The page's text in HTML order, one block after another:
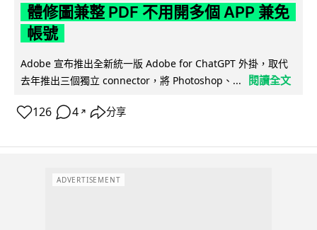
體修圖兼整 PDF 不用開多個 APP 兼免
帳號
Adobe 宣布推出全新統一版 Adobe for ChatGPT 外掛，取代
去年推出三個獨立 connector，將 Photoshop、...
閱讀全文
126 4 ↗ 分享
ADVERTISEMENT